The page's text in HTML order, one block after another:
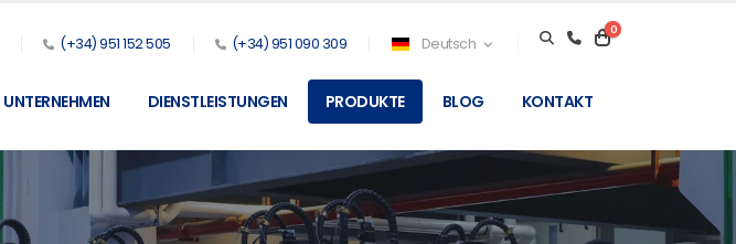
(+34) 951 152 505 (+34) 951 090 309 Deutsch
0
UNTERNEHMEN DIENSTLEISTUNGEN PRODUKTE BLOG KONTAKT